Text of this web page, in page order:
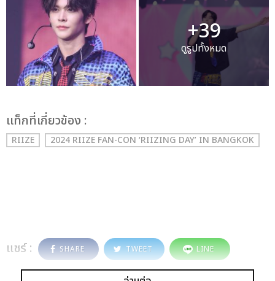
+39
ดูรูปทั้งหมด
เเท็กที่เกี่ยวข้อง :
RIIZE 2024 RIIZE FAN-CON ‘RIIZING DAY’ IN BANGKOK
แชร์ : SHARE TWEET LINE